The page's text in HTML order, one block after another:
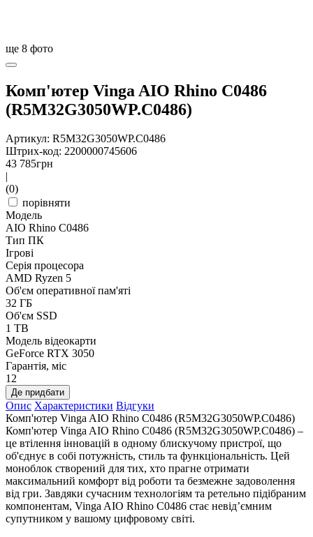
ще 8 фото
Комп'ютер Vinga AIO Rhino C0486
(R5M32G3050WP.C0486)
Артикул: R5M32G3050WP.C0486
Штрих-код: 2200000745606
43 785грн
(0)
порівняти
Модель
AIO Rhino C0486
Тип ПК
Ігрові
Серія процесора
AMD Ryzen 5
Об'єм оперативної пам'яті
32 ГБ
Об'єм SSD
1 TB
Модель відеокарти
GeForce RTX 3050
Гарантія, міс
12
Де придбати
Опис Характеристики Відгуки
Комп'ютер Vinga AIO Rhino C0486 (R5M32G3050WP.C0486)
Комп'ютер Vinga AIO Rhino C0486 (R5M32G3050WP.C0486) –
це втілення інновацій в одному блискучому пристрої, що
об'єднує в собі потужність, стиль та функціональність. Цей
моноблок створений для тих, хто прагне отримати
максимальний комфорт від роботи та безмежне задоволення
від гри. Завдяки сучасним технологіям та ретельно підібраним
компонентам, Vinga AIO Rhino C0486 стає невід’ємним
супутником у вашому цифровому світі.